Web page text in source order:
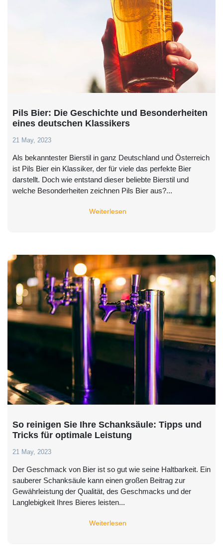
Pils Bier: Die Geschichte und Besonderheiten
eines deutschen Klassikers
21 May, 2023
Als bekanntester Bierstil in ganz Deutschland und Österreich
ist Pils Bier ein Klassiker, der für viele das perfekte Bier
darstellt. Doch wie entstand dieser beliebte Bierstil und
welche Besonderheiten zeichnen Pils Bier aus?...
Weiterlesen
So reinigen Sie Ihre Schanksäule: Tipps und
Tricks für optimale Leistung
21 May, 2023
Der Geschmack von Bier ist so gut wie seine Haltbarkeit. Ein
sauberer Schanksäule kann einen großen Beitrag zur
Gewährleistung der Qualität, des Geschmacks und der
Langlebigkeit Ihres Bieres leisten...
Weiterlesen